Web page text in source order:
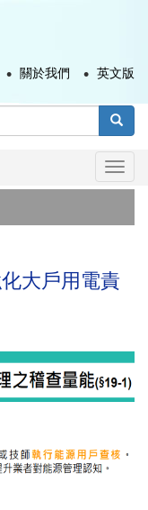
關於我們 英文版
大戶用電責